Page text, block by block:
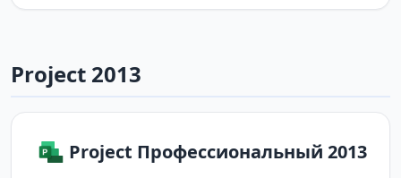
Project 2013
Project Профессиональный 2013